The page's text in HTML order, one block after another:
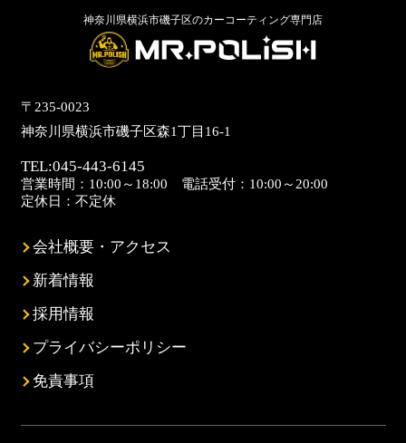
神奈川県横浜市磯子区のカーコーティング専門店
〒235-0023
神奈川県横浜市磯子区森1丁目16-1
TEL:045-443-6145
営業時間：10:00～18:00 電話受付：10:00～20:00
定休日：不定休
会社概要・アクセス
新着情報
採用情報
プライバシーポリシー
免責事項